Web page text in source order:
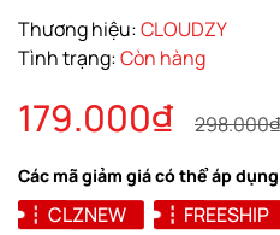
Thương hiệu:CLOUDZY
Tình trạng:Còn hàng
179.000₫ 298.000₫
Các mã giảm giá có thể áp
CLZNEW FREESHIP